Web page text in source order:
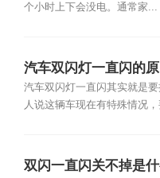
个小时上下会没电。通常家...
汽车双闪灯一直闪的
汽车双闪灯一直闪其实就是
人说这辆车现在有特殊情况
双闪一直闪关不掉是